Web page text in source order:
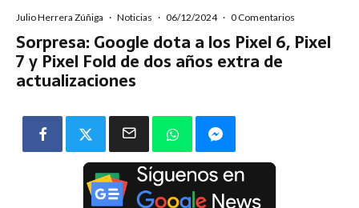
Julio Herrera Zúñiga · Noticias · 06/12/2024 · 0 Comentarios
Sorpresa: Google dota a los Pixel 6, Pixel
7 y Pixel Fold de dos años extra de
actualizaciones